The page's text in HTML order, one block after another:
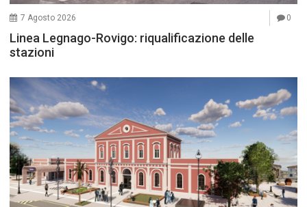
7 Agosto 2026 0
Linea Legnago-Rovigo: riqualificazione delle
stazioni